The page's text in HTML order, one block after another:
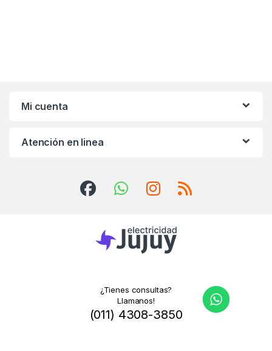
Mi cuenta
Atención en linea
¿Tienes consultas?
Llamanos!
(011) 4308-3850